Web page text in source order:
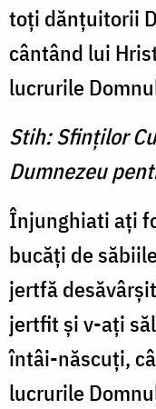
toţi dănţuitorii
cântând lui
lucrurile
Stih: Sfinţilor
Dumnezeu
Înjunghiati aţi
bucăţi de
jertfă
jertfit şi v-aţi
întâi-născuţi,
lucrurile